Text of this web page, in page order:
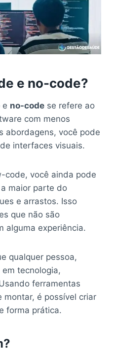
e no-code?
e no-code se refere ao
com menos
abordagens, você pode
interfaces visuais.
code, você ainda pode
maior parte do
e arrastos. Isso
que não são
alguma experiência.
qualquer pessoa,
tecnologia,
ferramentas
montar, é possível criar
forma prática.